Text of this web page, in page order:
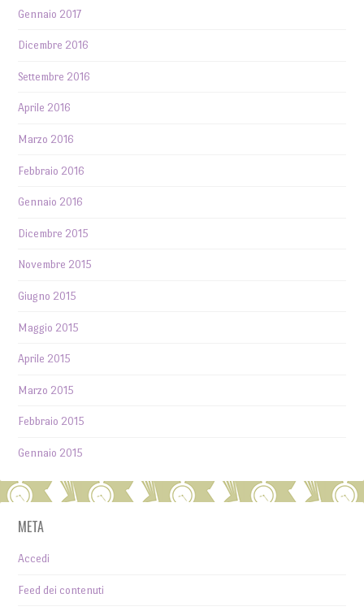
Gennaio 2017
Dicembre 2016
Settembre 2016
Aprile 2016
Marzo 2016
Febbraio 2016
Gennaio 2016
Dicembre 2015
Novembre 2015
Giugno 2015
Maggio 2015
Aprile 2015
Marzo 2015
Febbraio 2015
Gennaio 2015
META
Accedi
Feed dei contenuti